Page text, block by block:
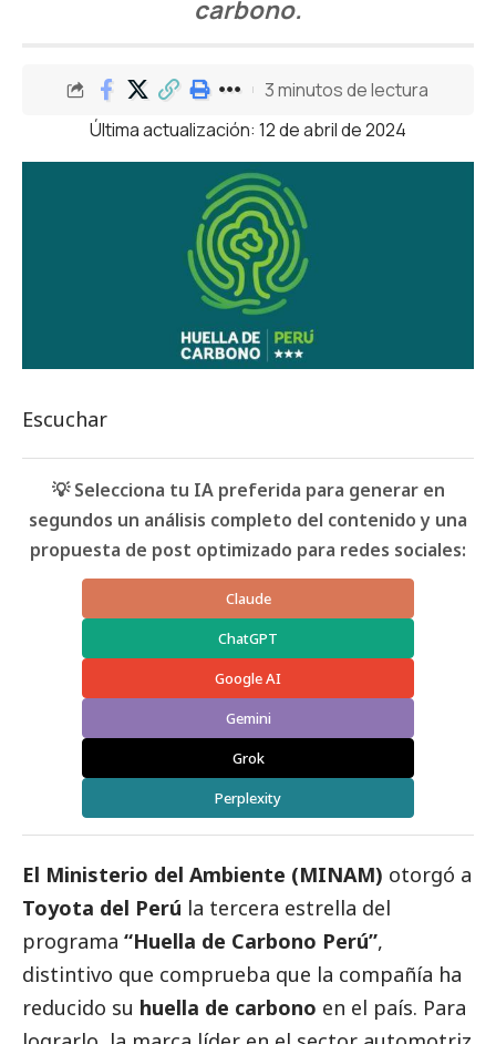
carbono.
Última actualización: 12 de abril de 2024
3 minutos de lectura
Escuchar
💡 Selecciona tu IA preferida para generar en
segundos un análisis completo del contenido y una
propuesta de post optimizado para redes sociales:
Claude
ChatGPT
Google AI
Gemini
Grok
Perplexity
El Ministerio del Ambiente (MINAM) otorgó a
Toyota del Perú la tercera estrella del
programa “Huella de Carbono Perú”,
distintivo que comprueba que la compañía ha
reducido su huella de carbono en el país. Para